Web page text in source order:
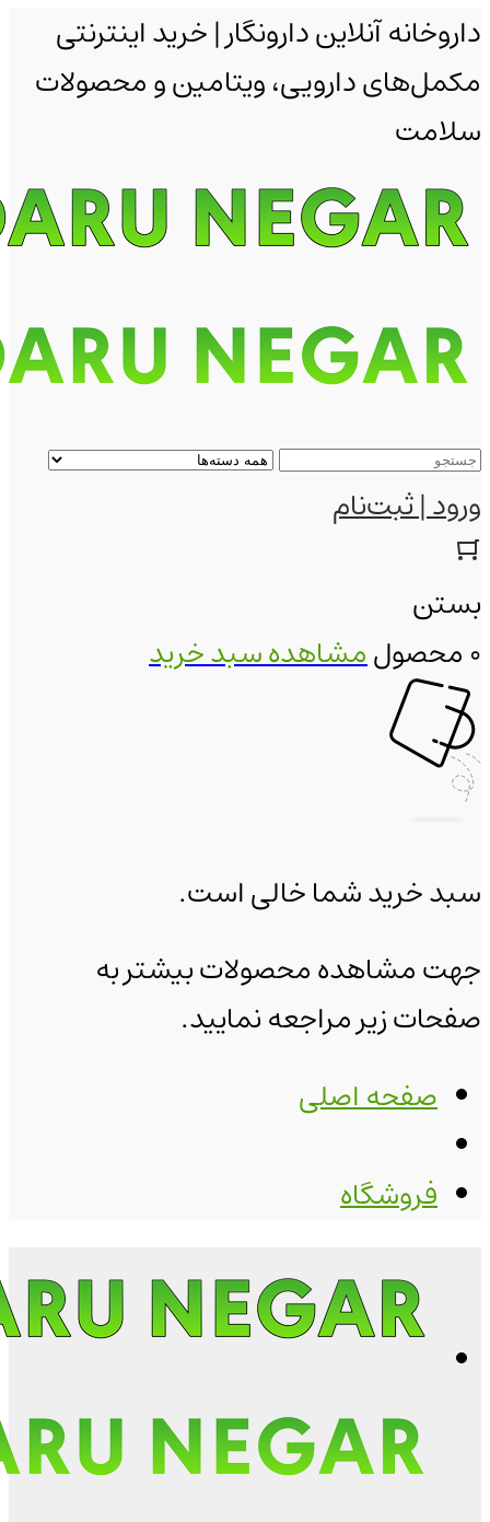
داروخانه آنلاین دارونگار | خرید اینترنتی
مکمل‌های دارویی، ویتامین و محصولات
سلامت
ورود | ثبت‌نام
بستن
0 محصول
مشاهده سبد خرید
سبد خرید شما خالی است.
جهت مشاهده محصولات بیشتر به
صفحات زیر مراجعه نمایید.
صفحه اصلی
فروشگاه